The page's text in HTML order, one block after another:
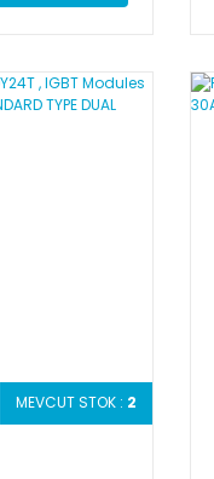
MEVCUT STOK : 2